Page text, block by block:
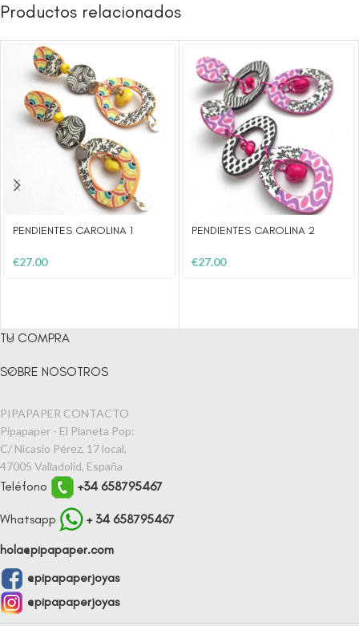
Productos relacionados
PENDIENTES CAROLINA 1
€27.00
PENDIENTES CAROLINA 2
€27.00
TU COMPRA
SOBRE NOSOTROS
PIPAPAPER CONTACTO
Pipapaper - El Planeta Pop:
C/ Nicasio Pérez, 17 local,
47005 Valladolid, España
Teléfono +34 658795467
Whatsapp + 34 658795467
hola@pipapaper.com
@pipapaperjoyas
@pipapaperjoyas